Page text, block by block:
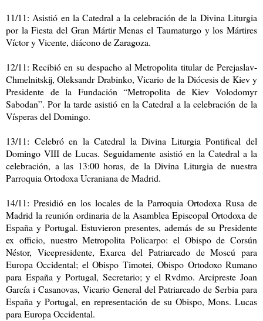
11/11: Asistió en la Catedral a la celebración de la Divina Liturgia
por la Fiesta del Gran Mártir Menas el Taumaturgo y los Mártires
Víctor y Vicente, diácono de Zaragoza.
12/11: Recibió en su despacho al Metropolita titular de Perejaslav-
Chmelnitskij, Oleksandr Drabinko, Vicario de la Diócesis de Kiev y
Presidente de la Fundación “Metropolita de Kiev Volodomyr
Sabodan”. Por la tarde asistió en la Catedral a la celebración de la
Vísperas del Domingo.
13/11: Celebró en la Catedral la Divina Liturgia Pontifical del
Domingo VIII de Lucas. Seguidamente asistió en la Catedral a la
celebración, a las 13:00 horas, de la Divina Liturgia de nuestra
Parroquia Ortodoxa Ucraniana de Madrid.
14/11: Presidió en los locales de la Parroquia Ortodoxa Rusa de
Madrid la reunión ordinaria de la Asamblea Episcopal Ortodoxa de
España y Portugal. Estuvieron presentes, además de su Presidente
ex officio, nuestro Metropolita Policarpo: el Obispo de Corsún
Néstor, Vicepresidente, Exarca del Patriarcado de Moscú para
Europa Occidental; el Obispo Timotei, Obispo Ortodoxo Rumano
para España y Portugal, Secretario; y el Rvdmo. Arcipreste Joan
García i Casanovas, Vicario General del Patriarcado de Serbia para
España y Portugal, en representación de su Obispo, Mons. Lucas
para Europa Occidental.